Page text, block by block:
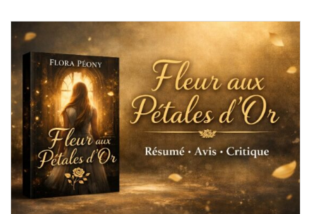
Dans Romance
Collector Dear You (Intégrale) –
résumé et avis